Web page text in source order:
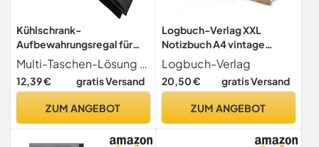
Kühlschrank-
Aufbewahrungsregal für
Wohnheim, für Schule,
Wohnheim, mit 15 Fächern,
Kühlschrank-Organizer für
Papierwaren
Multi-Taschen-Lösung Unser Kühlschrank-Organizer ist mit mehreren Taschen unterschiedlicher Größe ausgestattet, in denen eine Vielzahl von Küchenutensilien aufbewahrt werden kann. Verabschieden Sie sich von überfülltem Raum und begrüßen Sie eine effiziente Organisation
12,39 € gratis Versand
ZUM ANGEBOT
Logbuch-Verlag XXL
Notizbuch A4 vintage
blanko Buch leer Tagebuch
Familienchronik Nostalgie
natur rot
Logbuch-Verlag
20,50 € gratis Versand
ZUM ANGEBOT